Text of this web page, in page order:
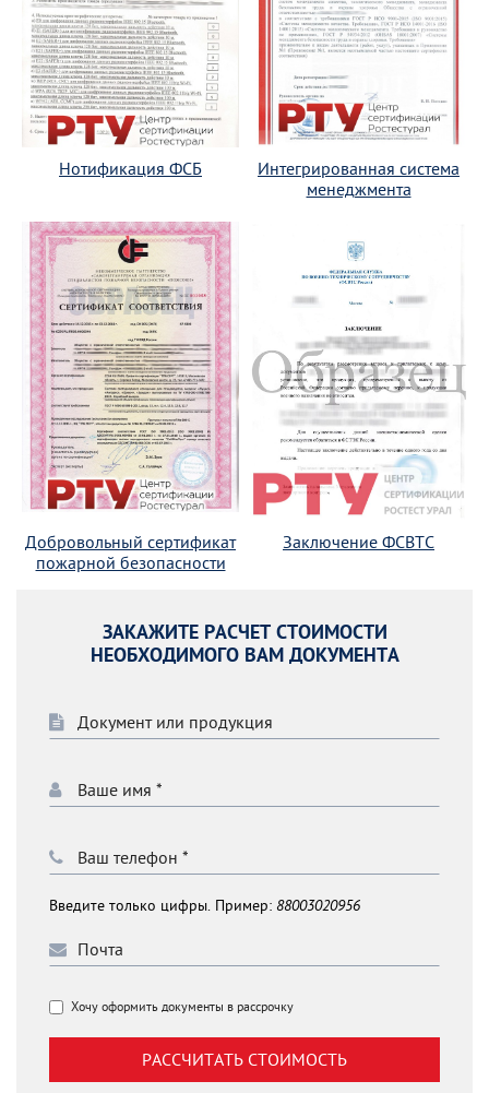
Нотификация ФСБ
Интегрированная система
менеджмента
Добровольный сертификат
пожарной безопасности
Заключение ФСВТС
ЗАКАЖИТЕ РАСЧЕТ СТОИМОСТИ
НЕОБХОДИМОГО ВАМ ДОКУМЕНТА
Введите только цифры. Пример: 88003020956
Хочу оформить документы в рассрочку
РАССЧИТАТЬ СТОИМОСТЬ